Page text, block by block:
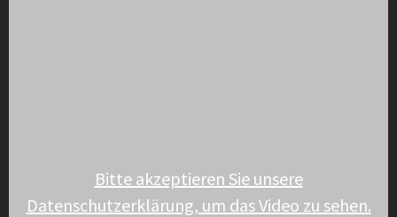
Bitte akzeptieren Sie unsere
Datenschutzerklärung, um das Video zu sehen.